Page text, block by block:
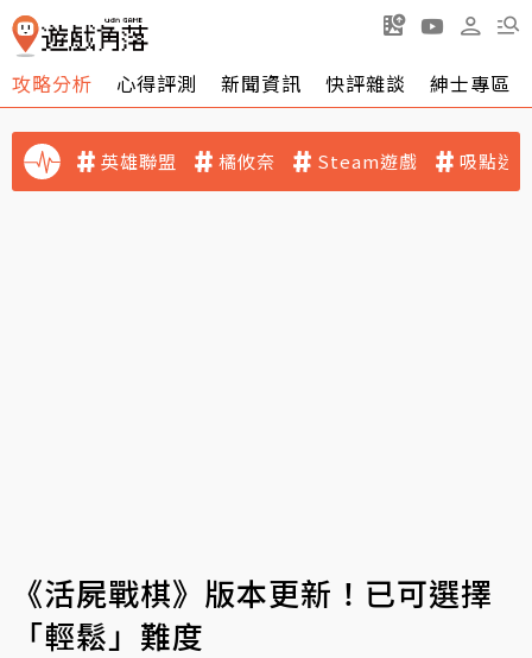
攻略分析 心得評測 新聞資訊 快評雜談 紳士專區
英雄聯盟 橘攸奈 Steam遊戲 吸點迷
《活屍戰棋》版本更新！已可選擇
「輕鬆」難度